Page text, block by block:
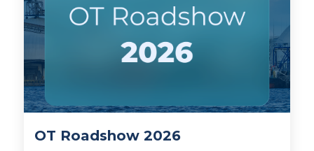
OT Roadshow 2026